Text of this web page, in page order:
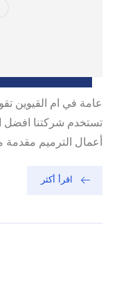
عامة في ام القيوين
تستخدم شركتنا افضل
أعمال الترميم مقدمة
اقرأ أكثر